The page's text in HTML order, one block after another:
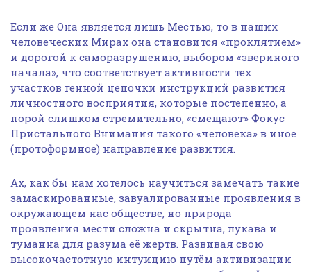
Если же Она является лишь Местью, то в наших
человеческих Мирах она становится «проклятием»
и дорогой к саморазрушению, выбором «звериного
начала», что соответствует активности тех
участков генной цепочки инструкций развития
личностного восприятия, которые постепенно, а
порой слишком стремительно, «смещают» Фокус
Пристального Внимания такого «человека» в иное
(протоформное) направление развития.
Ах, как бы нам хотелось научиться замечать такие
замаскированные, завуалированные проявления в
окружающем нас обществе, но природа
проявления мести сложна и скрытна, лукава и
туманна для разума её жертв. Развивая свою
высокочастотную интуицию путём активизации